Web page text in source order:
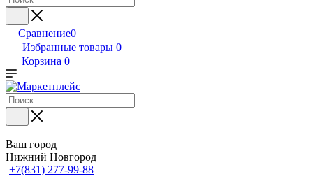
Сравнение0
Избранные товары 0
Корзина 0
Ваш город
Нижний Новгород
+7(831) 277-99-88